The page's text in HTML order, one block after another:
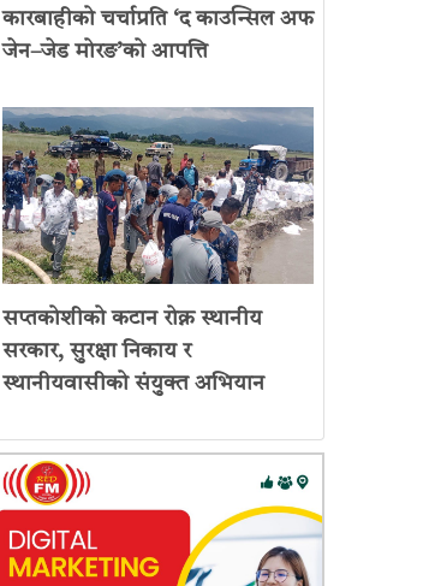
कारबाहीको चर्चाप्रति ‘द काउन्सिल अफ
जेन–जेड मोरङ’को आपत्ति
सप्तकोशीको कटान रोक्न स्थानीय
सरकार, सुरक्षा निकाय र
स्थानीयवासीको संयुक्त अभियान